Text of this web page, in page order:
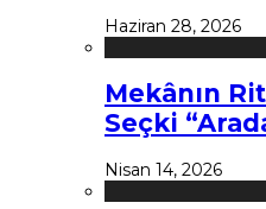
Haziran 28, 2026
Mekânın
Seçki
Nisan 14, 2026